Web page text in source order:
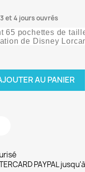
et 4 jours ouvrés
65 pochettes de
de Disney
AU PANIER
PAYPAL